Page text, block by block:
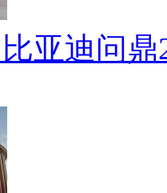
亚迪问